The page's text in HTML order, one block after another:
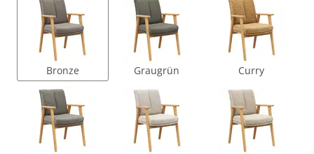
Bronze Graugrün Curry